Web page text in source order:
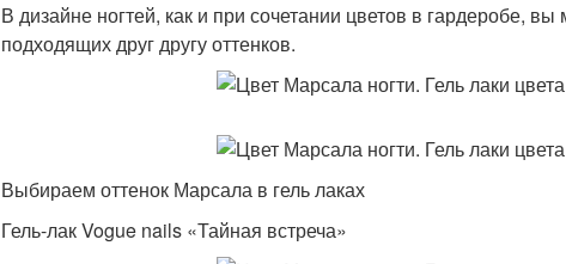
В дизайне ногтей, как и при сочетании цветов в гардеробе,
подходящих друг другу оттенков.
Выбираем оттенок Марсала в гель лаках
Гель-лак Vogue nails «Тайная встреча»